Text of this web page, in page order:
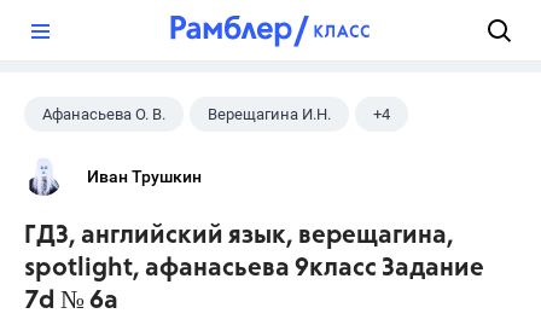
Афанасьева О. В. Верещагина И.Н. +4
Английский язык
Иван Трушкин
ГДЗ, английский язык, верещагина,
spotlight, афанасьева 9класс Задание
7d № 6a